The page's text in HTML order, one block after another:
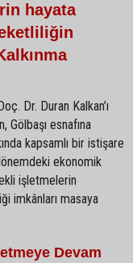
hayata
Dr. Duran Kalkan’ı
Gölbaşı esnafına
kapsamlı bir istişare
ekonomik
işletmelerin
imkânları masaya
Devam